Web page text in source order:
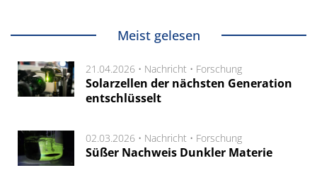
Meist gelesen
21.04.2026 • Nachricht • Forschung
Solarzellen der nächsten Generation
entschlüsselt
02.03.2026 • Nachricht • Forschung
Süßer Nachweis Dunkler Materie